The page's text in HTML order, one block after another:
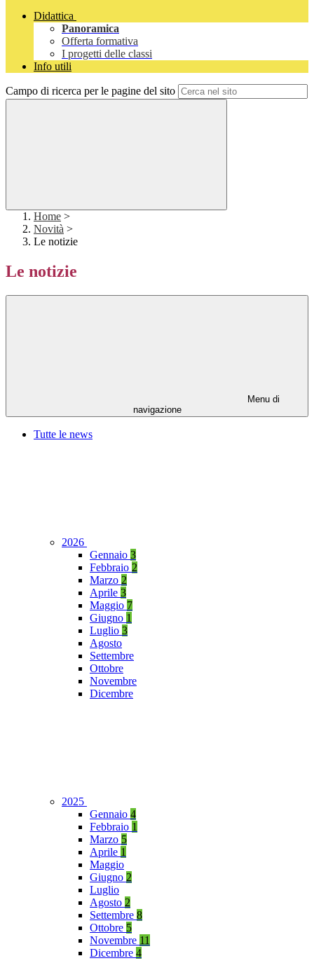
Didattica
Panoramica
Offerta formativa
I progetti delle classi
Info utili
Campo di ricerca per le pagine del sito
Home >
Novità >
Le notizie
Le notizie
Menu di
navigazione
Tutte le news
2026
Gennaio 3
Febbraio 2
Marzo 2
Aprile 3
Maggio 7
Giugno 1
Luglio 3
Agosto
Settembre
Ottobre
Novembre
Dicembre
2025
Gennaio 4
Febbraio 1
Marzo 5
Aprile 1
Maggio
Giugno 2
Luglio
Agosto 2
Settembre 8
Ottobre 5
Novembre 11
Dicembre 4